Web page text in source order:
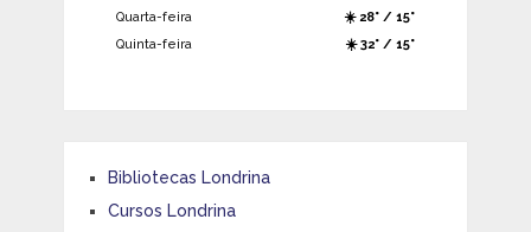
Quarta-feira
☀️ 28° / 15°
Quinta-feira
☀️ 32° / 15°
Bibliotecas Londrina
Cursos Londrina